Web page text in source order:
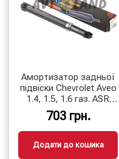
Амортизатор задньої
підвіски Chevrolet Aveo
1.4, 1.5, 1.6 газ. ASR
EXTREME
703 грн.
Додати до кошика